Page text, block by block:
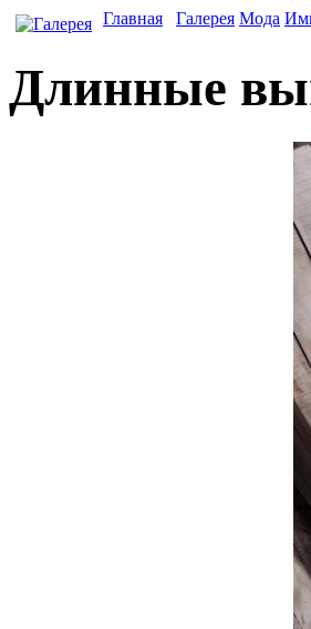
Главная Галерея Мода
Длинные